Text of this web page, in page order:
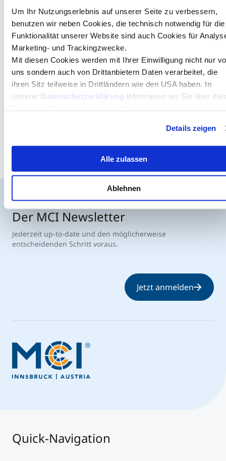
Um Ihr Nutzungserlebnis auf unserer Seite zu verbessern,
benutzen wir neben Cookies, die technisch notwendig für die
Funktionalität unserer Website sind auch Cookies für
Marketing- und Trackingzwecke.
Mit diesen Cookies werden mit Ihrer Einwilligung nicht nur
uns sondern auch von Drittanbietern Daten verarbeitet, die
ihren Sitz teilweise in Drittländern wie den USA haben. In
unserer Datenschutzerklärung informieren wir Sie über
Details zeigen
Alle zulassen
Ablehnen
Marc Stickdorn
Der MCI Newsletter
Jederzeit up-to-date und den möglicherweise
entscheidenden Schritt voraus.
Jetzt anmelden
Quick-Navigation